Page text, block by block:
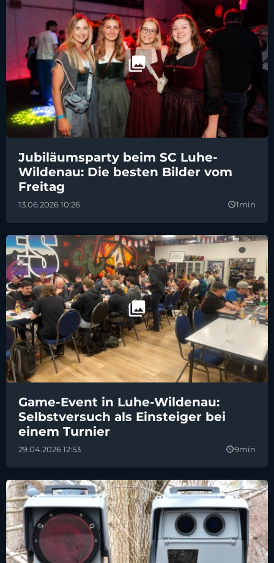
Jubiläumsparty beim SC Luhe-
Wildenau: Die besten Bilder vom
Freitag
13.06.2026 10:26 query_builder1min
Game-Event in Luhe-Wildenau:
Selbstversuch als Einsteiger bei
einem Turnier
29.04.2026 12:53 query_builder9min